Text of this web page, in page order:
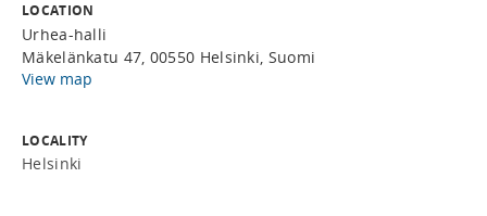
LOCATION
Urhea-halli
Mäkelänkatu 47, 00550 Helsinki, Suomi
View map
LOCALITY
Helsinki